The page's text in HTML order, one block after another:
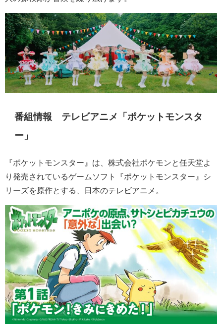
番組情報 テレビアニメ「ポケットモンスタ
ー」
『ポケットモンスター』は、株式会社ポケモンと任天堂よ
り発売されているゲームソフト『ポケットモンスター』シ
リーズを原作とする、日本のテレビアニメ。